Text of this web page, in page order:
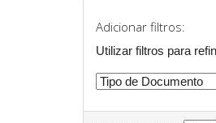
Adicionar filtros:
Utilizar filtros para